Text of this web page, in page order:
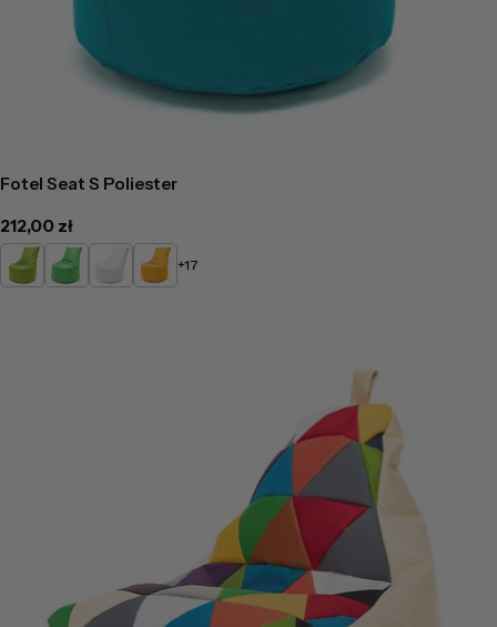
Fotel Seat S Poliester
Cena
regularna
212,00 zł
Limonkowy
Zielony Biały Żółty +17